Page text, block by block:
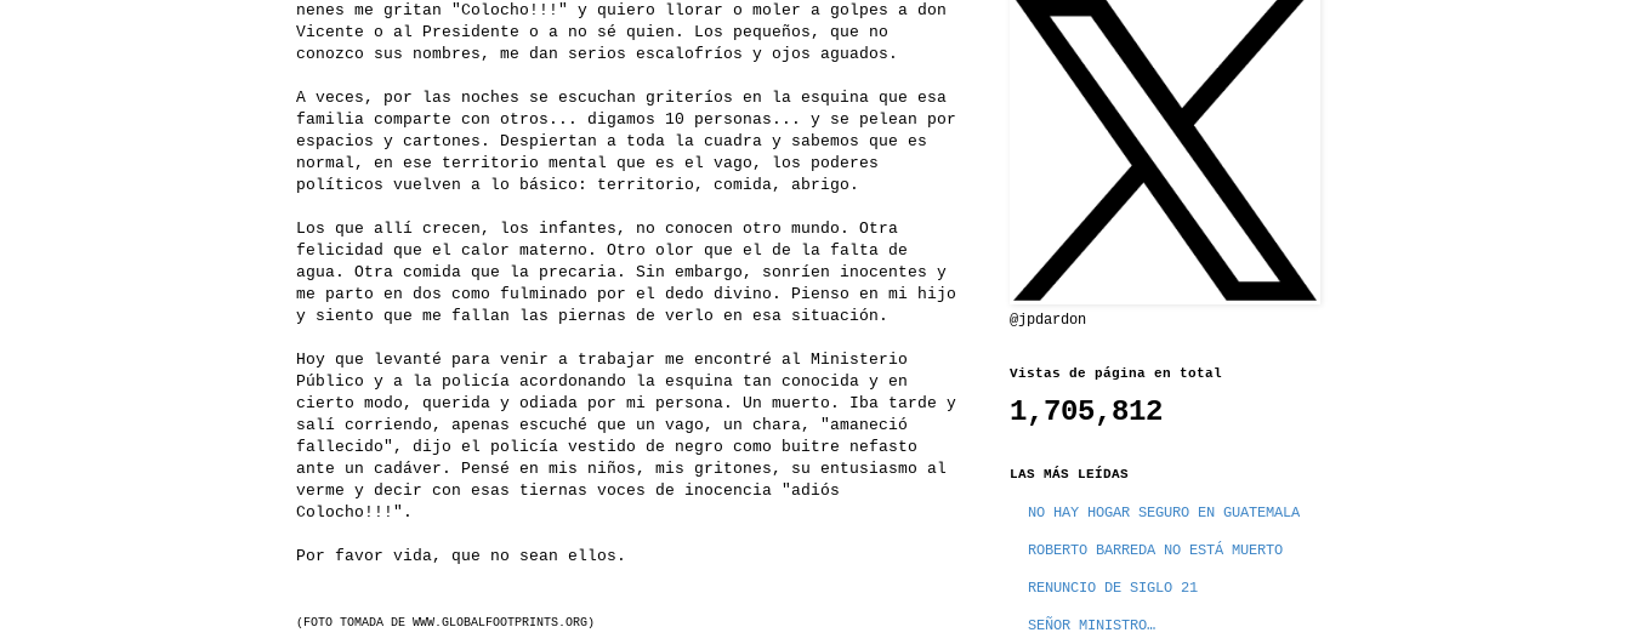
nenes me gritan "Colocho!!!" y quiero llorar o moler a golpes a don
Vicente o al Presidente o a no sé quien. Los pequeños, que no
conozco sus nombres, me dan serios escalofríos y ojos aguados.
A veces, por las noches se escuchan griteríos en la esquina que esa
familia comparte con otros... digamos 10 personas... y se pelean por
espacios y cartones. Despiertan a toda la cuadra y sabemos que es
normal, en ese territorio mental que es el vago, los poderes
políticos vuelven a lo básico: territorio, comida, abrigo.
Los que allí crecen, los infantes, no conocen otro mundo. Otra
felicidad que el calor materno. Otro olor que el de la falta de
agua. Otra comida que la precaria. Sin embargo, sonríen inocentes y
me parto en dos como fulminado por el dedo divino. Pienso en mi hijo
y siento que me fallan las piernas de verlo en esa situación.
Hoy que levanté para venir a trabajar me encontré al Ministerio
Público y a la policía acordonando la esquina tan conocida y en
cierto modo, querida y odiada por mi persona. Un muerto. Iba tarde y
salí corriendo, apenas escuché que un vago, un chara, "amaneció
fallecido", dijo el policía vestido de negro como buitre nefasto
ante un cadáver. Pensé en mis niños, mis gritones, su entusiasmo al
verme y decir con esas tiernas voces de inocencia "adiós
Colocho!!!".
Por favor vida, que no sean ellos.
(FOTO TOMADA DE WWW.GLOBALFOOTPRINTS.ORG)
@jpdardon
Vistas de página en total
1,705,812
LAS MÁS LEÍDAS
NO HAY HOGAR SEGURO EN GUATEMALA
ROBERTO BARREDA NO ESTÁ MUERTO
RENUNCIO DE SIGLO 21
SEÑOR MINISTRO…